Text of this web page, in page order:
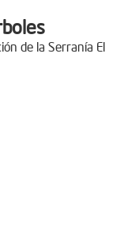
de la Serranía El